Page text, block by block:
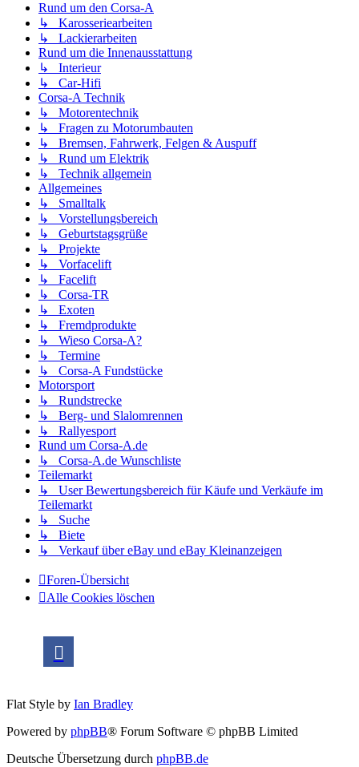
Rund um den Corsa-A
↳ Karosseriearbeiten
↳ Lackierarbeiten
Rund um die Innenausstattung
↳ Interieur
↳ Car-Hifi
Corsa-A Technik
↳ Motorentechnik
↳ Fragen zu Motorumbauten
↳ Bremsen, Fahrwerk, Felgen & Auspuff
↳ Rund um Elektrik
↳ Technik allgemein
Allgemeines
↳ Smalltalk
↳ Vorstellungsbereich
↳ Geburtstagsgrüße
↳ Projekte
↳ Vorfacelift
↳ Facelift
↳ Corsa-TR
↳ Exoten
↳ Fremdprodukte
↳ Wieso Corsa-A?
↳ Termine
↳ Corsa-A Fundstücke
Motorsport
↳ Rundstrecke
↳ Berg- und Slalomrennen
↳ Rallyesport
Rund um Corsa-A.de
↳ Corsa-A.de Wunschliste
Teilemarkt
↳ User Bewertungsbereich für Käufe und Verkäufe im
Teilemarkt
↳ Suche
↳ Biete
↳ Verkauf über eBay und eBay Kleinanzeigen
Foren-Übersicht
Alle Cookies löschen
Flat Style by Ian Bradley
Powered by phpBB® Forum Software © phpBB Limited
Deutsche Übersetzung durch phpBB.de